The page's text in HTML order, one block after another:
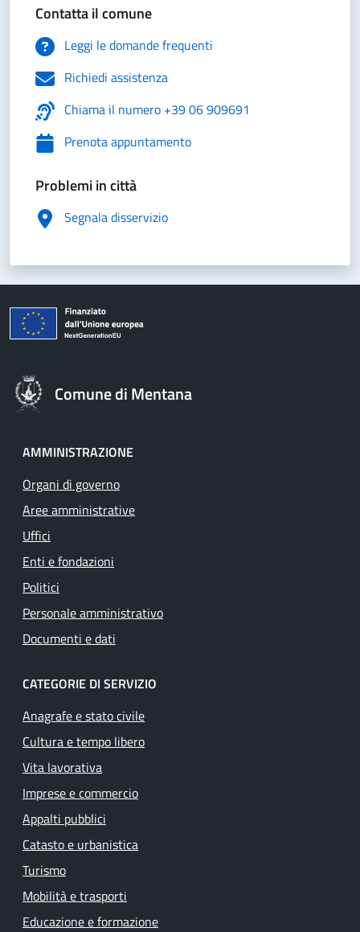
Contatta il comune
Leggi le domande frequenti
Richiedi assistenza
Chiama il numero +39 06 909691
Prenota appuntamento
Problemi in città
Segnala disservizio
Comune di Mentana
AMMINISTRAZIONE
Organi di governo
Aree amministrative
Uffici
Enti e fondazioni
Politici
Personale amministrativo
Documenti e dati
CATEGORIE DI SERVIZIO
Anagrafe e stato civile
Cultura e tempo libero
Vita lavorativa
Imprese e commercio
Appalti pubblici
Catasto e urbanistica
Turismo
Mobilità e trasporti
Educazione e formazione